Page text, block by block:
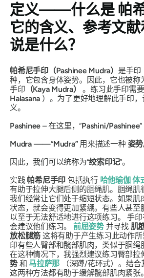
定义——什么是帕
它的含义、参考文
说是什么？
帕希尼手印（Pashinee Mudra） 是手印
种， 它包含身体姿势。因此，它也被称
手印 （Kaya Mudra） 。练习此手印需
Halasana ）。为了更好地理解此手印
义。
Pashinee – 在这里，“Pashini/Pashinee”
Mudra——“Mudra”用来描述一种 姿
因此，我们可以统称为“绞索印记”。
实践 帕希尼手印 包括执行 哈他瑜伽体
有助于拉伸大腿后侧的腘绳肌。腘绳肌
我们经常让它们处于缩短状态。如果肌
状态，就会变得更加紧绷。有些人甚至
以至于无法舒适地进行这项练习。手印
会建议他们练习。 前屈姿势并寻找 肌
放松腿筋 这将有助于产生练习此动作所
印有些人臀部和髋部肌肉，类似于腘绳
在这种情况下，我强烈建议练习臀部
势和 马拉萨那 （深蹲/花环式）。结
这两种方法都有助于缓解髋部肌肉紧张